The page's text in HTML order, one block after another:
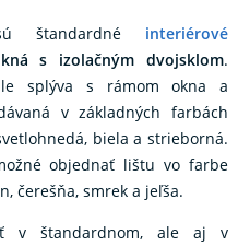
štandardné interiérové
s izolačným dvojsklom.
splýva s rámom okna a
v základných farbách
biela a strieborná.
objednať lištu vo farbe
čerešňa, smrek a jeľša.
v štandardnom, ale aj v